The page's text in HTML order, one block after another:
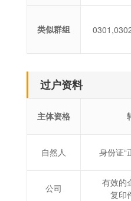
类似群组
过户资料
主体资格
自然人 身份证“
公司
有效的
复印